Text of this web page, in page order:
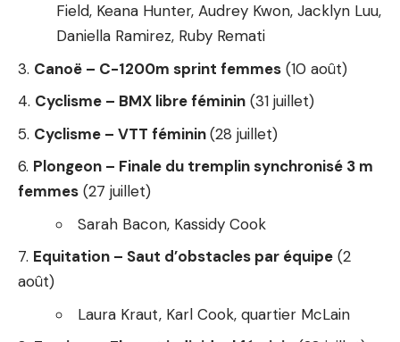
Field, Keana Hunter, Audrey Kwon, Jacklyn Luu,
Daniella Ramirez, Ruby Remati
Canoë – C-1200m sprint femmes (10 août)
Cyclisme – BMX libre féminin (31 juillet)
Cyclisme – VTT féminin(28 juillet)
Plongeon – Finale du tremplin synchronisé 3 m
femmes (27 juillet)
Sarah Bacon, Kassidy Cook
Equitation – Saut d’obstacles par équipe (2
août)
Laura Kraut, Karl Cook, quartier McLain